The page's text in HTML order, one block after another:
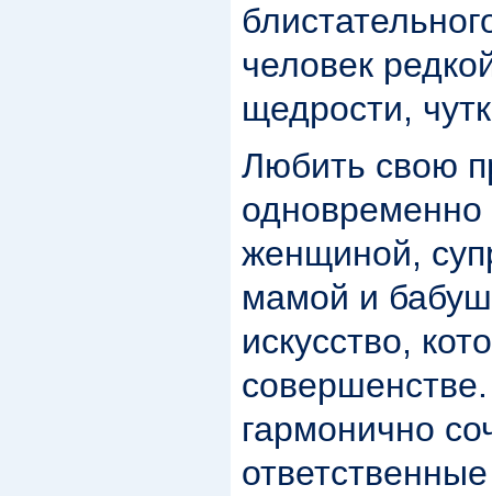
человек
щедрости,
Любить свою
одновременно
женщиной,
мамой и
искусство,
гармонично